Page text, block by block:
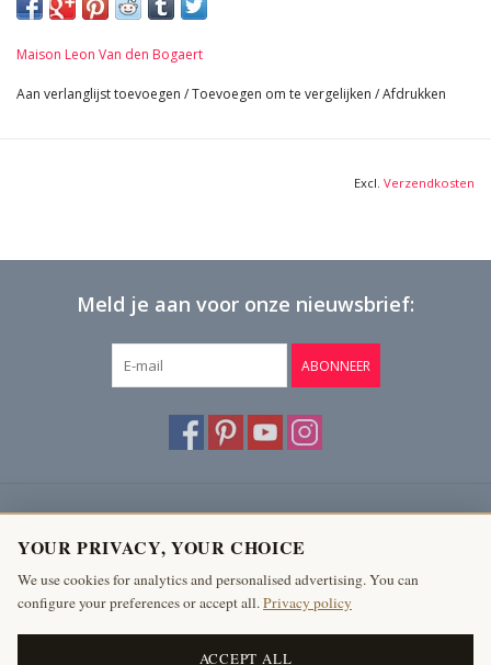
21 cm Breedte per stuk 8,27 Inch
Maison Leon Van den Bogaert
Aan verlanglijst toevoegen /Toevoegen om te vergelijken /Afdrukken
Excl. Verzendkosten
Meld je aan voor onze nieuwsbrief:
ABONNEER
Producten
Mijn account
The Antique Fireplace Bank
YOUR PRIVACY, YOUR CHOICE
We use cookies for analytics and personalised advertising. You can
configure your preferences or accept all.Privacy policy
ACCEPT ALL